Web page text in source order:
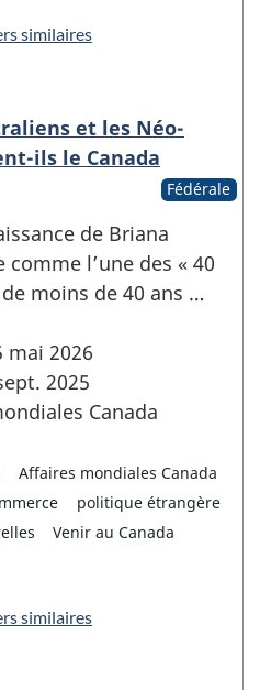
similaires
et les Néo-
ils le Canada
Fédérale
de Briana
l’une des « 40
moins de 40 ans …
mai 2026
2025
Canada
Affaires mondiales Canada
politique étrangère
Venir au Canada
similaires